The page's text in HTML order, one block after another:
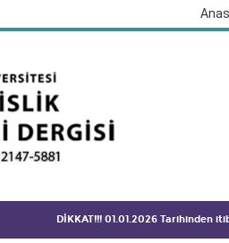
DİKKAT!!! 01.01.2026 Tarihinden